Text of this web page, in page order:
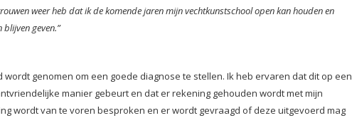
weer heb dat ik de komende jaren mijn vechtkunstschool open kan houden en
geven.”
wordt genomen om een goede diagnose te stellen. Ik heb ervaren dat dit op een
manier gebeurt en dat er rekening gehouden wordt met mijn
wordt van te voren besproken en er wordt gevraagd of deze uitgevoerd mag